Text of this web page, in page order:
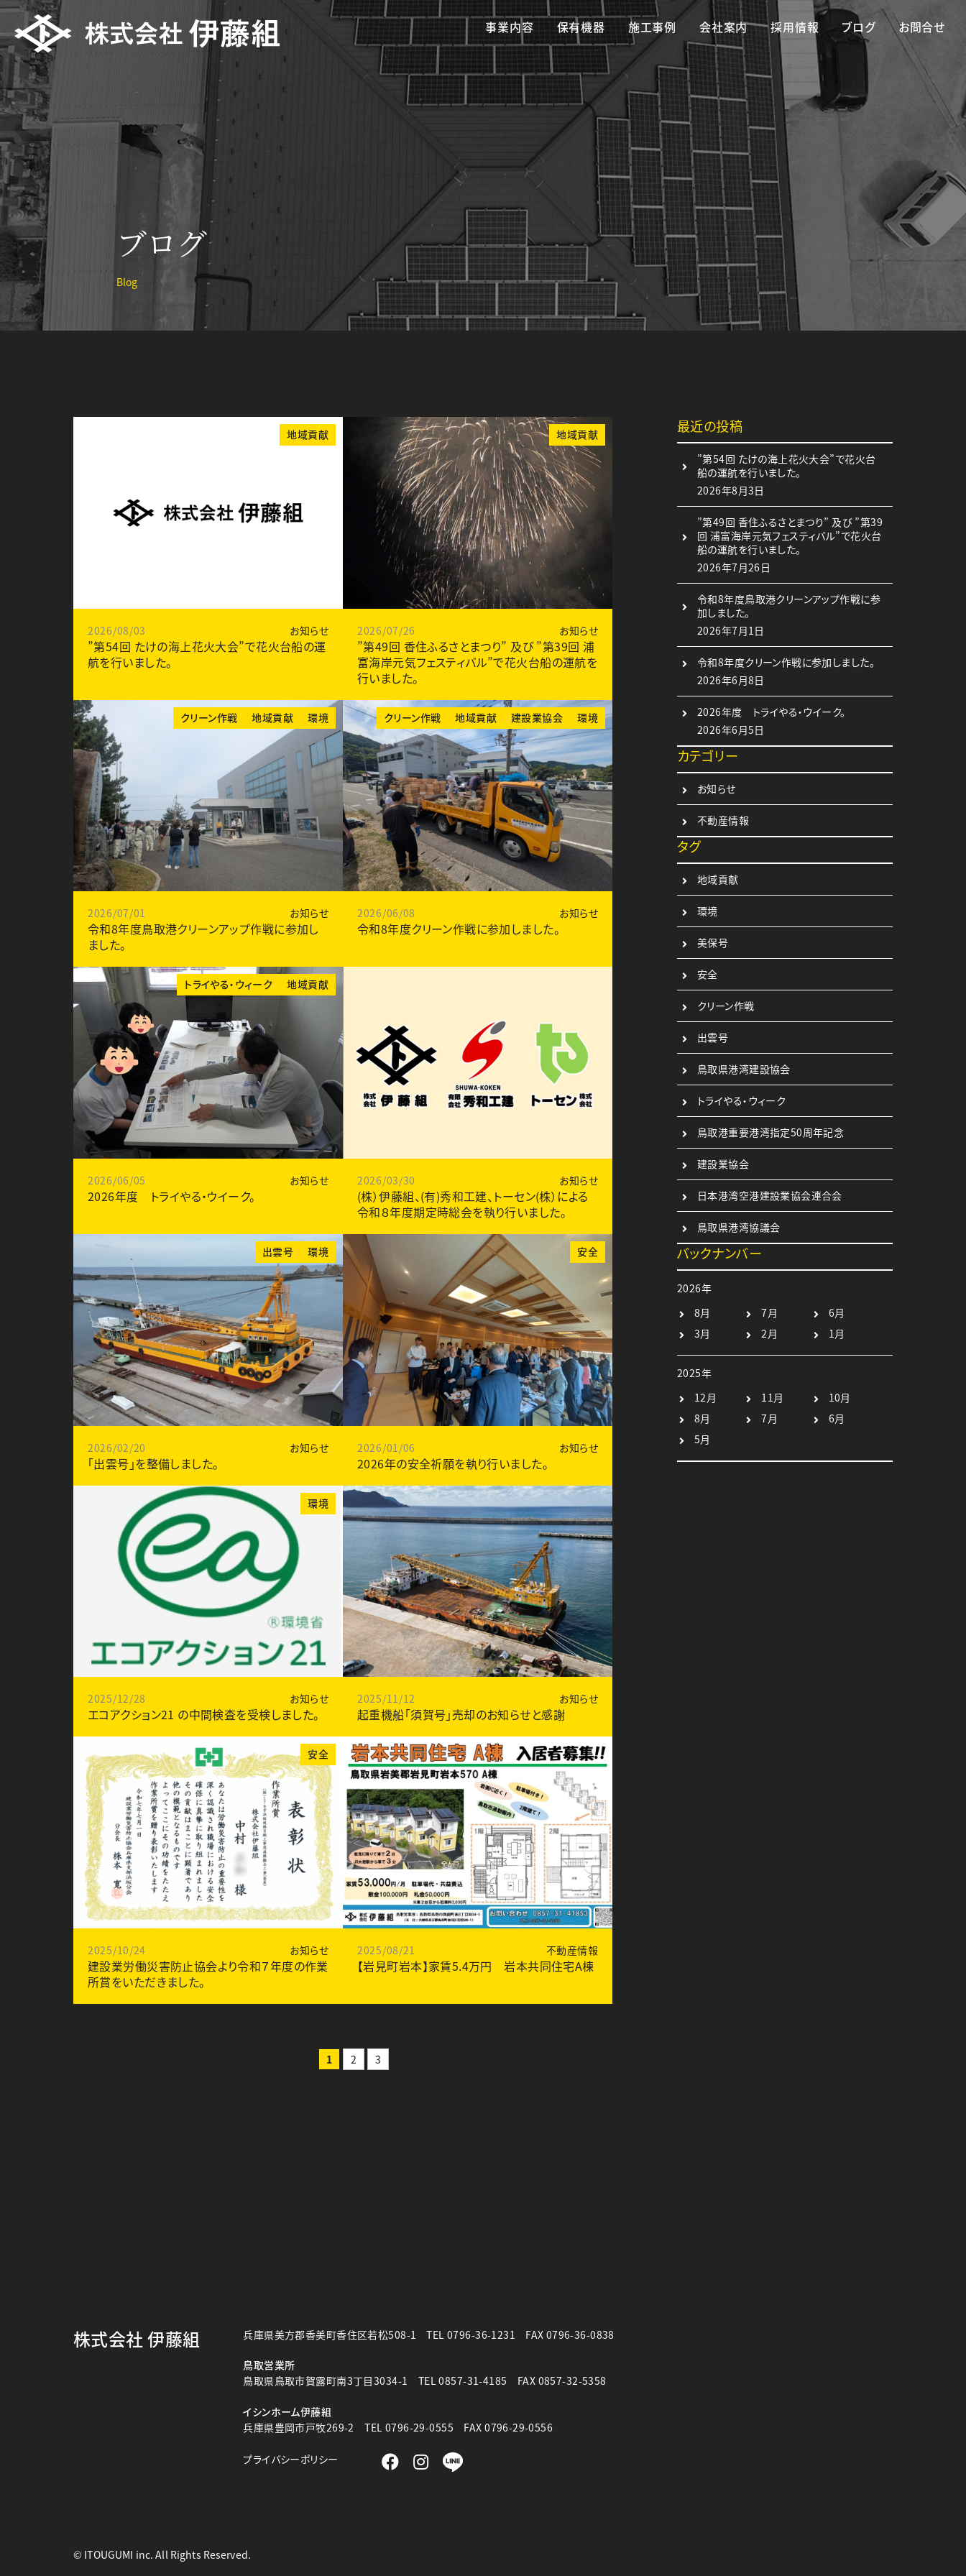
事業内容 保有機器 施工事例 会社案内 採用情報 ブログ お問合せ
ブログ
Blog
お知らせ
2026/08/03
”第54回 たけの海上花火大会”で花火台船の運
航を行いました。
地域貢献
お知らせ
2026/07/26
”第49回 香住ふるさとまつり” 及び ”第39回 浦
富海岸元気フェスティバル”で花火台船の運航を
行いました。
地域貢献
お知らせ
2026/07/01
令和8年度鳥取港クリーンアップ作戦に参加し
ました。
クリーン作戦 地域貢献 環境
お知らせ
2026/06/08
令和8年度クリーン作戦に参加しました。
クリーン作戦 地域貢献 建設業協会 環境
お知らせ
2026/06/05
2026年度 トライやる・ウイーク。
トライやる・ウィーク 地域貢献
お知らせ
2026/03/30
(株）伊藤組、(有)秀和工建、トーセン(株）による
令和８年度期定時総会を執り行いました。
お知らせ
2026/02/20
「出雲号」を整備しました。
出雲号 環境
お知らせ
2026/01/06
2026年の安全祈願を執り行いました。
安全
お知らせ
2025/12/28
エコアクション21 の中間検査を受検しました。
環境
お知らせ
2025/11/12
起重機船「須賀号」売却のお知らせと感謝
お知らせ
2025/10/24
建設業労働災害防止協会より令和７年度の作業
所賞をいただきました。
安全
不動産情報
2025/08/21
【岩見町岩本】家賃5.4万円 岩本共同住宅A棟
1 2 3
最近の投稿
”第54回 たけの海上花火大会”で花火台
船の運航を行いました。
2026年8月3日
”第49回 香住ふるさとまつり” 及び ”第39
回 浦富海岸元気フェスティバル”で花火台
船の運航を行いました。
2026年7月26日
令和8年度鳥取港クリーンアップ作戦に参
加しました。
2026年7月1日
令和8年度クリーン作戦に参加しました。
2026年6月8日
2026年度 トライやる・ウイーク。
2026年6月5日
カテゴリー
お知らせ
不動産情報
タグ
鳥取県港湾協議会
日本港湾空港建設業協会連合会
建設業協会
鳥取港重要港湾指定50周年記念
トライやる・ウィーク
鳥取県港湾建設協会
出雲号
クリーン作戦
安全
美保号
環境
地域貢献
バックナンバー
2026年
8月
7月
6月
3月
2月 1月
2025年
12月
11月
10月
8月
7月
6月
5月
株式会社 伊藤組 兵庫県美方郡香美町香住区若松508-1 TEL0796-36-1231 FAX 0796-36-0838
鳥取営業所
鳥取県鳥取市賀露町南3丁目3034-1
TEL 0857-31-4185 FAX 0857-32-5358
イシンホーム伊藤組
兵庫県豊岡市戸牧269-2
TEL 0796-29-0555 FAX 0796-29-0556
プライバシーポリシー
© ITOUGUMI inc. All Rights Reserved.